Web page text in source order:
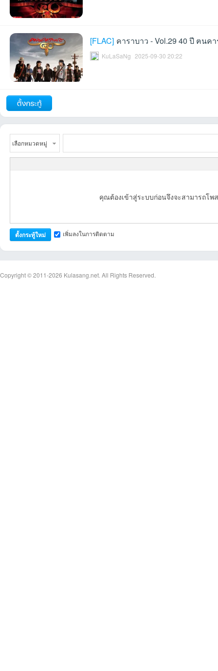
[FLAC] คาราบาว - Vol.29 40 ปี ฅนค
KuLaSaNg 2025-09-30 20:22
เลือกหมวดหมู่
คุณต้องเข้าสู่ระบบก่อนจึงจะสามารถโพ
ตั้งกระทู้ใหม่ เพิ่มลงในการติดตาม
Copyright © 2011-2026 Kulasang.net. All Rights Reserved.